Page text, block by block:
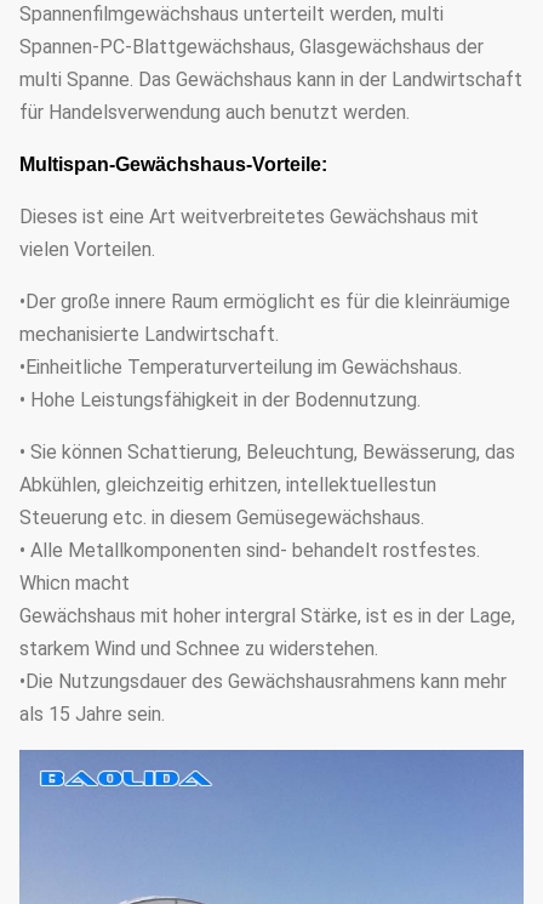
Spannenfilmgewächshaus unterteilt werden, multi
Spannen-PC-Blattgewächshaus, Glasgewächshaus der
multi Spanne. Das Gewächshaus kann in der Landwirtschaft
für Handelsverwendung auch benutzt werden.
Multispan-Gewächshaus-Vorteile:
Dieses ist eine Art weitverbreitetes Gewächshaus mit
vielen Vorteilen.
•Der große innere Raum ermöglicht es für die kleinräumige
mechanisierte Landwirtschaft.
•Einheitliche Temperaturverteilung im Gewächshaus.
• Hohe Leistungsfähigkeit in der Bodennutzung.
• Sie können Schattierung, Beleuchtung, Bewässerung, das
Abkühlen, gleichzeitig erhitzen, intellektuellestun
Steuerung etc. in diesem Gemüsegewächshaus.
• Alle Metallkomponenten sind- behandelt rostfestes.
Whicn macht
Gewächshaus mit hoher intergral Stärke, ist es in der Lage,
starkem Wind und Schnee zu widerstehen.
•Die Nutzungsdauer des Gewächshausrahmens kann mehr
als 15 Jahre sein.